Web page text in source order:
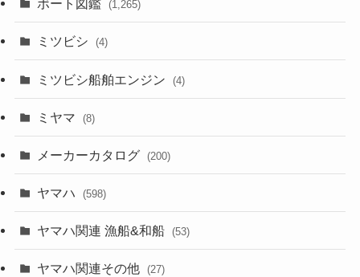
ボート図鑑 (1,265)
ミツビシ (4)
ミツビシ船舶エンジン (4)
ミヤマ (8)
メーカーカタログ (200)
ヤマハ (598)
ヤマハ関連 漁船&和船 (53)
ヤマハ関連その他 (27)